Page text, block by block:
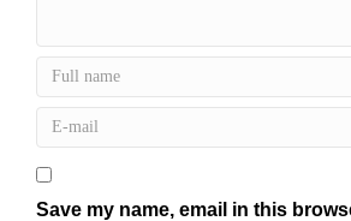
Save my name, email in this